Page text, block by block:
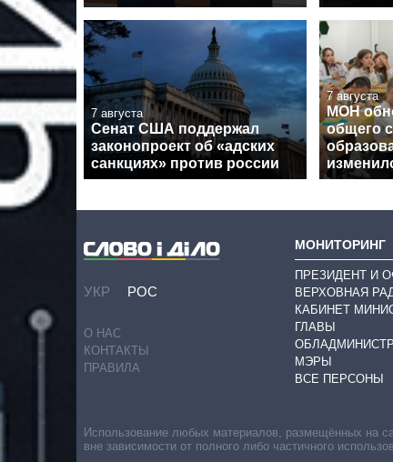
7 августа
Сенат США поддержал
законопроект об «адских
санкциях» против россии
7 августа
МОН
общего
УКР РОС
О НАС
КОНТАКТЫ
ПРАВИЛА
МОНИТОРИНГ
ПРЕЗИДЕНТ И
ВЕРХОВНАЯ
КАБИНЕТ
ГЛАВЫ
МЭРЫ
ВСЕ ПЕРСОНЫ
Использование любых материалов, размещённых на
вне зависимости от полного либо частичного